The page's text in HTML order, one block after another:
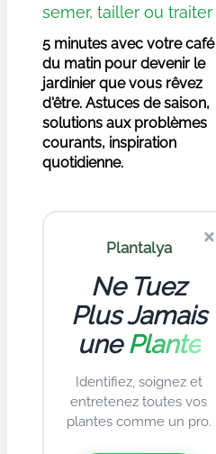
semer, tailler ou traiter
5 minutes avec votre café
du matin pour devenir le
jardinier que vous rêvez
d'être. Astuces de saison,
solutions aux problèmes
courants, inspiration
quotidienne.
×
Plantalya
Ne Tuez
Plus Jamais
unePlante
Identifiez, soignez et
entretenez toutes vos
plantes comme un pro.